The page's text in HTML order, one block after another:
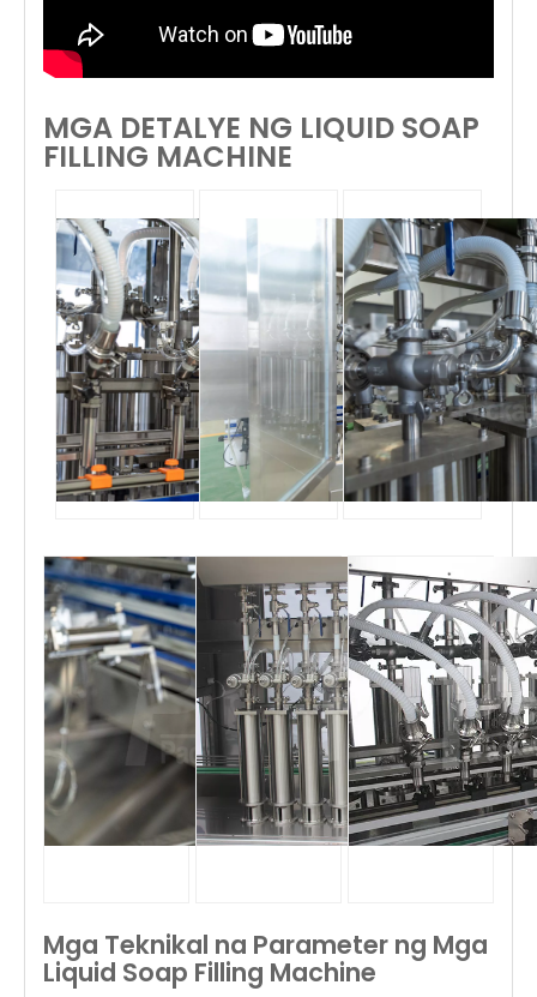
MGA DETALYE NG LIQUID SOAP
FILLING MACHINE
Mga Teknikal na Parameter ng Mga
Liquid Soap Filling Machine